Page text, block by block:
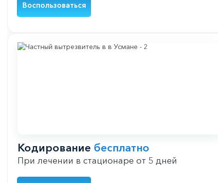
Воспользоваться
Кодирование бесплатно
При лечении в стационаре от 5 дней